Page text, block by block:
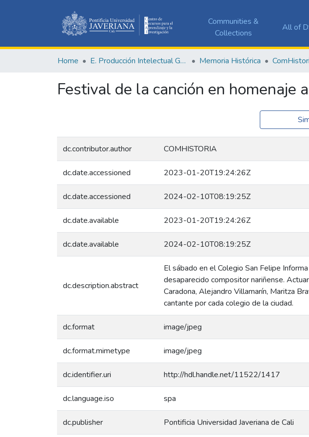
Communities &
Collections
All of
Home E. Producción Intelectual General Memoria Histórica
Festival de la canción en homenaje
dc.contributor.author COMHISTORIA
dc.date.accessioned 2023-01-20T19:24:26Z
dc.date.accessioned 2024-02-10T08:19:25Z
dc.date.available 2023-01-20T19:24:26Z
dc.date.available 2024-02-10T08:19:25Z
dc.description.abstract
El sábado en el Colegio San Felipe
desaparecido compositor nariñense.
Caradona, Alejandro Villamarín, Maritza
cantante por cada colegio de la ciudad.
dc.format image/jpeg
dc.format.mimetype image/jpeg
dc.identifier.uri http://hdl.handle.net/11522/1417
dc.language.iso spa
dc.publisher Pontificia Universidad Javeriana de Cali